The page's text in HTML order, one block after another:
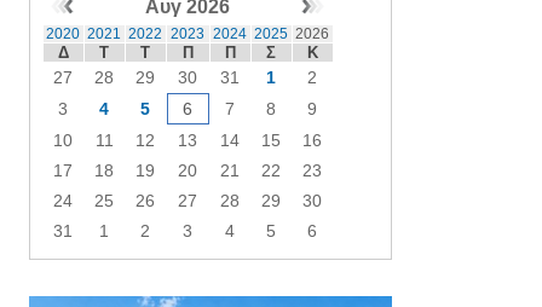
Αυγ 2026
2020 2021 2022 2023 2024 2025 2026
Δ Τ Τ Π Π Σ Κ
27 28 29 30 31 1
2
3
4 5 6 7 8
9
10
11 12 13 14 15
16
17
18 19 20 21 22
23
24
25 26 27 28 29
30
31
1 2 3 4 5 6